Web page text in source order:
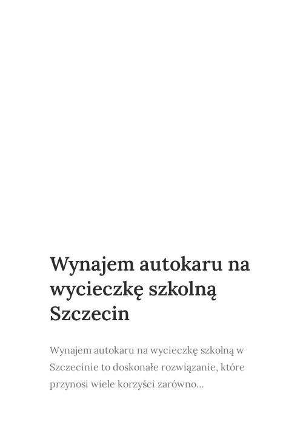
Wynajem autokaru na
wycieczkę szkolną
Szczecin
Wynajem autokaru na wycieczkę szkolną w
Szczecinie to doskonałe rozwiązanie, które
przynosi wiele korzyści zarówno…